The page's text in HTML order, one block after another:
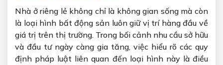
Nhà ở riêng lẻ không chỉ là không gian sống mà còn
là loại hình bất động sản luôn giữ vị trí hàng đầu về
giá trị trên thị trường. Trong bối cảnh nhu cầu sở hữu
và đầu tư ngày càng gia tăng, việc hiểu rõ các quy
định pháp luật liên quan đến loại hình này là điều